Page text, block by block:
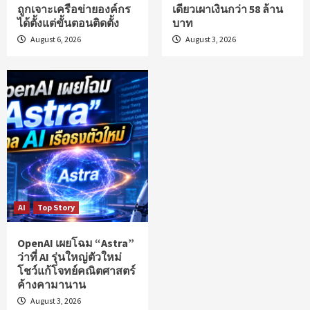
ถูกเจาะเครือข่ายองค์กร
ได้ตั้งแต่ขั้นตอนติดตั้ง
August 6, 2026
เดียวเผาเงินกว่า 58 ล้าน
บาท
August 3, 2026
AI Top Story
OpenAI เผยโฉม “Astra”
ว่าที่ AI รุ่นใหญ่ตัวใหม่
โชว์แก้โจทย์คณิตศาสตร์
ค้างคามานาน
August 3, 2026